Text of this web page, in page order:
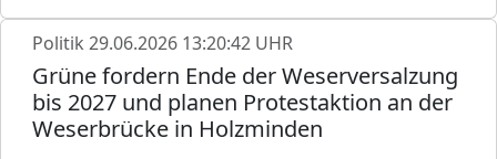
Politik 29.06.2026 13:20:42 UHR
Grüne fordern Ende der Weserversalzung
bis 2027 und planen Protestaktion an der
Weserbrücke in Holzminden